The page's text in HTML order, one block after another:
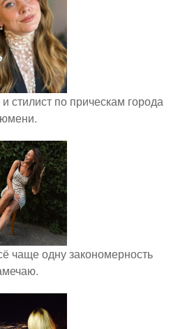
стилист по прическам города
чаще одну закономерность